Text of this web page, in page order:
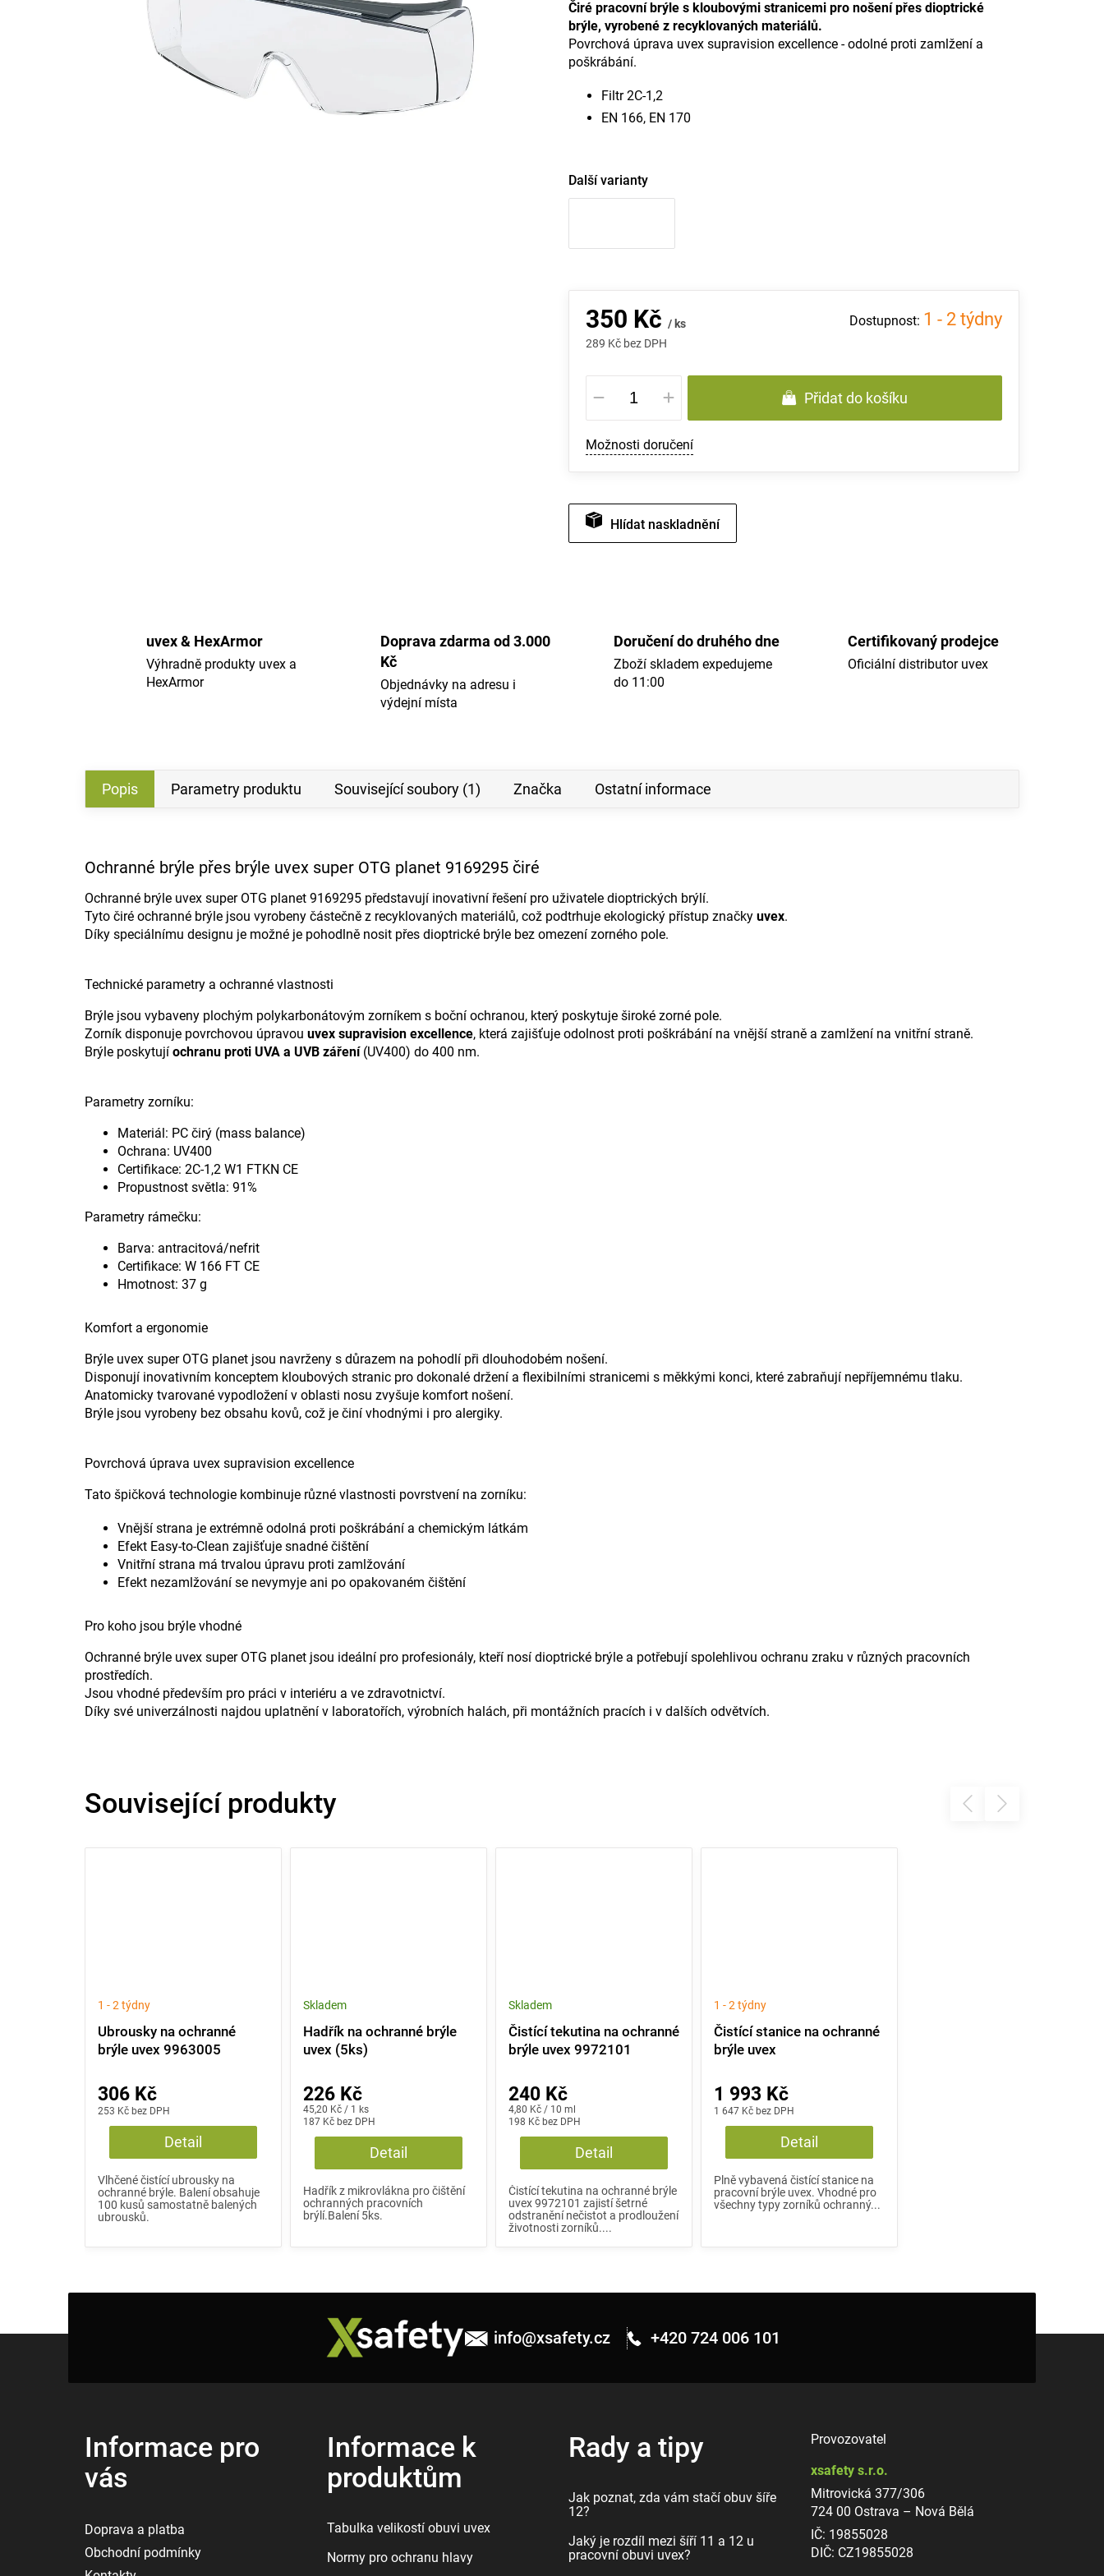
Čiré pracovní brýle s kloubovými stranicemi pro nošení přes dioptrické
brýle, vyrobené z recyklovaných materiálů.
Povrchová úprava uvex supravision excellence - odolné proti zamlžení a
poškrábání.
Filtr 2C-1,2
EN 166, EN 170
Další varianty
350 Kč / ks
289 Kč bez DPH
Měrná
cena:
1 - 2 týdny
Přidat do košíku
Možnosti doručení
Hlídat
uvex & HexArmor
Výhradně produkty uvex a
HexArmor
Doprava zdarma od 3.000
Kč
Objednávky na adresu i
výdejní místa
Doručení do druhého dne
Zboží skladem expedujeme
do 11:00
Certifikovaný prodejce
Oficiální distributor uvex
Související produkty
Ubrousky na ochranné
brýle uvex 9963005
1 - 2 týdny
253 Kč bez DPH
306 Kč
Detail
Vlhčené čistící ubrousky na
ochranné brýle. Balení obsahuje
100 kusů samostatně balených
ubrousků.
Hadřík na ochranné brýle
uvex (5ks)
Skladem
187 Kč bez DPH
226 Kč
Měrná
cena:
45,20 Kč / 1 ks
Detail
Hadřík z mikrovlákna pro čištění
ochranných pracovních
brýlí.Balení 5ks.
Čistící tekutina na ochranné
brýle uvex 9972101
Skladem
198 Kč bez DPH
240 Kč
Měrná
cena:
4,80 Kč / 10 ml
Detail
Čistící tekutina na ochranné brýle
uvex 9972101 zajistí šetrné
odstranění nečistot a prodloužení
životnosti zorníků....
Čistící stanice na ochranné
brýle uvex
1 - 2 týdny
1 647 Kč bez DPH
1 993 Kč
Detail
Plně vybavená čistící stanice na
pracovní brýle uvex. Vhodné pro
všechny typy zorníků ochranný...
Popis Parametry produktu Související soubory (1) Značka Ostatní informace
Ochranné brýle přes brýle uvex super OTG planet 9169295 čiré
Ochranné brýle uvex super OTG planet 9169295 představují inovativní řešení pro uživatele dioptrických brýlí.
Tyto čiré ochranné brýle jsou vyrobeny částečně z recyklovaných materiálů, což podtrhuje ekologický přístup značky uvex.
Díky speciálnímu designu je možné je pohodlně nosit přes dioptrické brýle bez omezení zorného pole.
Technické parametry a ochranné vlastnosti
Brýle jsou vybaveny plochým polykarbonátovým zorníkem s boční ochranou, který poskytuje široké zorné pole.
Zorník disponuje povrchovou úpravou uvex supravision excellence, která zajišťuje odolnost proti poškrábání na vnější straně a zamlžení na vnitřní straně.
Brýle poskytují ochranu proti UVA a UVB záření(UV400) do 400 nm.
Parametry zorníku:
Materiál: PC čirý (mass balance)
Ochrana: UV400
Certifikace: 2C-1,2 W1 FTKN CE
Propustnost světla: 91%
Parametry rámečku:
Barva: antracitová/nefrit
Certifikace: W 166 FT CE
Hmotnost: 37 g
Komfort a ergonomie
Brýle uvex super OTG planet jsou navrženy s důrazem na pohodlí při dlouhodobém nošení.
Disponují inovativním konceptem kloubových stranic pro dokonalé držení a flexibilními stranicemi s měkkými konci, které zabraňují nepříjemnému tlaku.
Anatomicky tvarované vypodložení v oblasti nosu zvyšuje komfort nošení.
Brýle jsou vyrobeny bez obsahu kovů, což je činí vhodnými i pro alergiky.
Povrchová úprava uvex supravision excellence
Tato špičková technologie kombinuje různé vlastnosti povrstvení na zorníku:
Vnější strana je extrémně odolná proti poškrábání a chemickým látkám
Efekt Easy-to-Clean zajišťuje snadné čištění
Vnitřní strana má trvalou úpravu proti zamlžování
Efekt nezamlžování se nevymyje ani po opakovaném čištění
Pro koho jsou brýle vhodné
Ochranné brýle uvex super OTG planet jsou ideální pro profesionály, kteří nosí dioptrické brýle a potřebují spolehlivou ochranu zraku v různých pracovních
prostředích.
Jsou vhodné především pro práci v interiéru a ve zdravotnictví.
Díky své univerzálnosti najdou uplatnění v laboratořích, výrobních halách, při montážních pracích i v dalších odvětvích.
info@xsafety.cz +420 724 006 101
Informace pro
vás
Doprava a platba
Obchodní podmínky
Informace k
produktům
Tabulka velikostí obuvi uvex
Normy pro ochranu hlavy
Rady a tipy
Jak poznat, zda vám stačí obuv šíře
12?
Jaký je rozdíl mezi šíří 11 a 12 u
pracovní obuvi uvex?
Provozovatel
xsafety s.r.o.
Mitrovická 377/306
724 00 Ostrava – Nová Bělá
IČ: 19855028
DIČ: CZ19855028